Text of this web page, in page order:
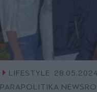
LIFESTYLE
PARAPOLITIKA